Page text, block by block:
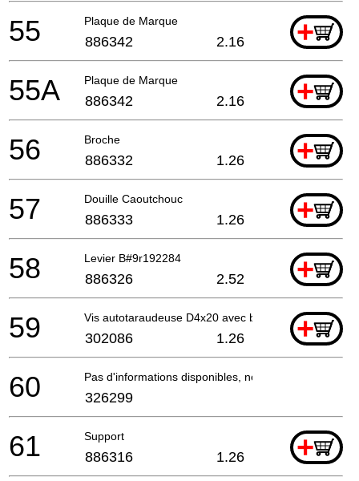
Plaque de Marque +
55 886342 2.16
Plaque de Marque +
55A 886342 2.16
Broche +
56 886332 1.26
Douille Caoutchouc +
57 886333 1.26
Levier B#9r192284 +
58 886326 2.52
Vis autotaraudeuse D4x20 avec bride (noir)+
59 302086 1.26
Pas d'informations disponibles, non commandable
60 326299
Support +
61 886316 1.26